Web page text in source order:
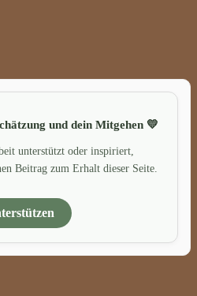
und dein Mitgehen 💛
unterstützt oder inspiriert,
Beitrag zum Erhalt dieser Seite.